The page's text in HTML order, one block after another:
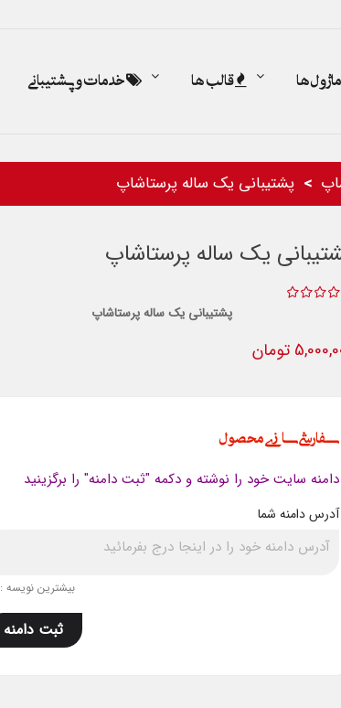
ماژول ها قالب ها خدمات و پشتیبانی
پشتیبانی یک ساله پرستاشاپ
یک ساله پرستاشاپ
پشتیبانی یک ساله پرستاشاپ
تومان
سفارشی سازی محصول
دامنه سایت خود را نوشته و دکمه "ثبت دامنه" را برگزینید
آدرس دامنه شما
بیشترین نویسه : 50
ثبت دامنه